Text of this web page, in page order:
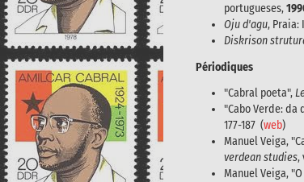
portugueses,
Oju d'agu, Praia:
Diskrison
Périodiques
"Cabral poeta",
"Cabo Verde:
177-187 (web)
Manuel Veiga,
verdean studies,
Manuel Veiga,